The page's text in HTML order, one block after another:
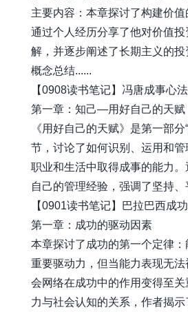
主要内容：本章探讨了构建价
通过个人经历分享了他对价值
解，并逐步阐述了长期主义的投
概念总结......
【0908读书笔记】冯唐成事心法
第一章：知己—用好自己的天赋
《用好自己的天赋》是第一部分
节，讨论了如何识别、运用和
职业和生活中取得成事的能力
自己的管理经验，强调了坚持、
【0901读书笔记】巴拉巴西成
第一章：成功的驱动因素
本章探讨了成功的第一个定律
重要驱动力，但当能力表现无
会网络在成功中的作用变得至
力与社会认知的关系，作者揭示